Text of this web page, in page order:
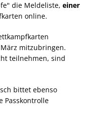
die Meldeliste, einer
online.
mitzubringen.
teilnehmen, sind
bittet ebenso
Passkontrolle